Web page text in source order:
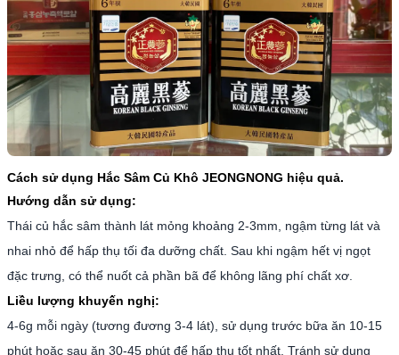
Cách sử dụng Hắc Sâm Củ Khô JEONGNONG hiệu quả.
Hướng dẫn sử dụng:
Thái củ hắc sâm thành lát mỏng khoảng 2-3mm, ngậm từng lát và
nhai nhỏ để hấp thụ tối đa dưỡng chất. Sau khi ngậm hết vị ngọt
đặc trưng, có thể nuốt cả phần bã để không lãng phí chất xơ.
Liều lượng khuyến nghị:
4-6g mỗi ngày (tương đương 3-4 lát), sử dụng trước bữa ăn 10-15
phút hoặc sau ăn 30-45 phút để hấp thụ tốt nhất. Tránh sử dụng